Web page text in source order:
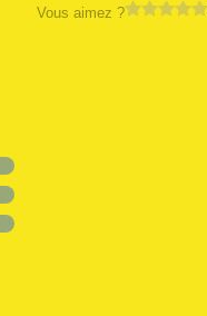
Vous aimez ?